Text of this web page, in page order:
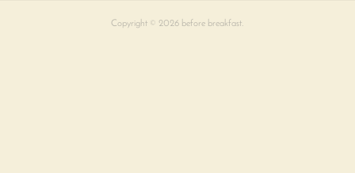
Copyright © 2026 before breakfast.